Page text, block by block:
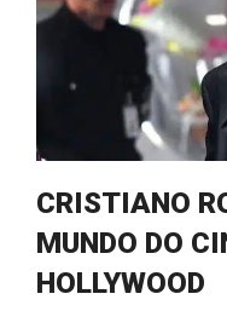
CRISTIANO
MUNDO DO
HOLLYWOOD